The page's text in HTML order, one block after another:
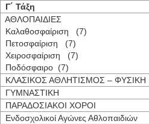
Γ΄ Τάξη
ΑΘΛΟΠΑΙΔΙΕΣ
Καλαθοσφαίριση (7)
Πετοσφαίριση (7)
Χειροσφαίριση (7)
Ποδόσφαιρο (7)
ΚΛΑΣΙΚΟΣ ΑΘΛΗΤΙΣΜΟΣ – ΦΥΣΙΚΗ
ΓΥΜΝΑΣΤΙΚΗ
ΠΑΡΑΔΟΣΙΑΚΟΙ ΧΟΡΟΙ
Ενδοσχολικοί Αγώνες Αθλοπαιδιών